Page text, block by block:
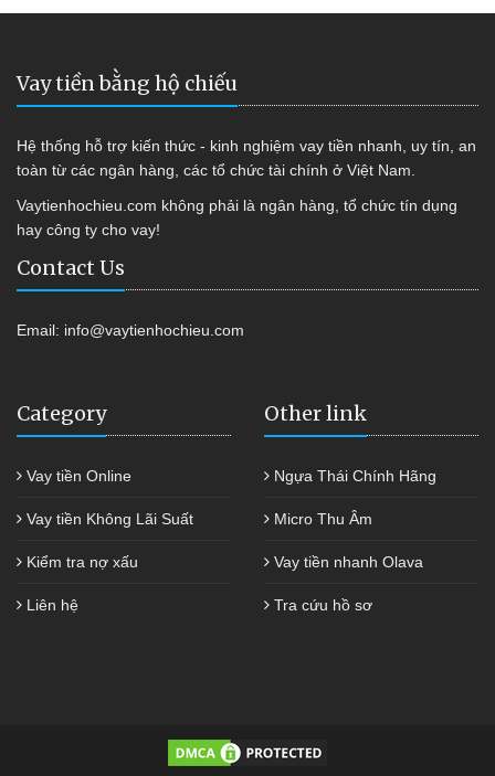
Vay tiền bằng hộ chiếu
Hệ thống hỗ trợ kiến thức - kinh nghiệm vay tiền nhanh, uy tín, an
toàn từ các ngân hàng, các tổ chức tài chính ở Việt Nam.
Vaytienhochieu.com không phải là ngân hàng, tổ chức tín dụng
hay công ty cho vay!
Contact Us
Email: info@vaytienhochieu.com
Category
Vay tiền Online
Vay tiền Không Lãi Suất
Kiểm tra nợ xấu
Liên hệ
Other link
Ngựa Thái Chính Hãng
Micro Thu Âm
Vay tiền nhanh Olava
Tra cứu hồ sơ